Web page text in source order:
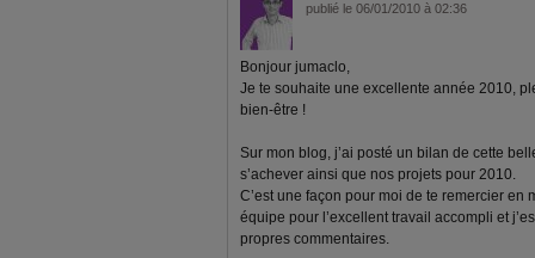
publié le 06/01/2010 à 02:36
Bonjour jumaclo,
Je te souhaite une excellente année 2010,
bien-être !
Sur mon blog, j’ai posté un bilan de cette
s’achever ainsi que nos projets pour 2010.
C’est une façon pour moi de te remercier en
équipe pour l’excellent travail accompli et
propres commentaires.